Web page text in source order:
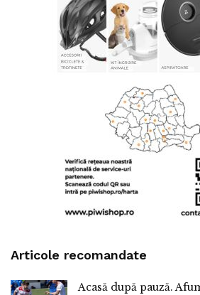
Articole recomandate
Acasă după pauză.